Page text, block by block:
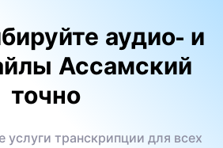
аудио- и
Ассамский
точно
транскрипции для всех